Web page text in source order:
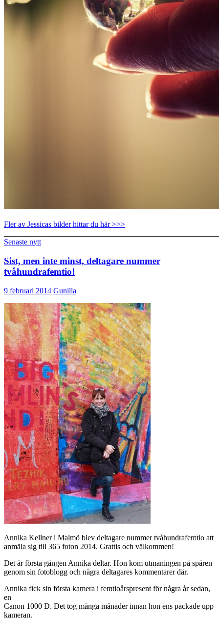
Fler av Jessicas bilder hittar du här >>>
Senaste nytt
Sist, men inte minst, deltagare nummer
tvåhundrafemtio!
9 februari 2014 Gunilla
Annika Kellner i Malmö blev deltagare nummer tvåhundrafemtio att
anmäla sig till 365 foton 2014. Grattis och välkommen!
Det är första gången Annika deltar. Hon kom utmaningen på spåren
genom sin fotoblogg och några deltagares kommentarer där.
Annika fick sin första kamera i femtioårspresent för några år sedan,
en
Canon 1000 D. Det tog många månader innan hon ens packade upp
kameran.